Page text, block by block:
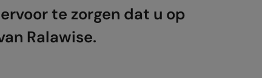
te zorgen dat u op
Ralawise.